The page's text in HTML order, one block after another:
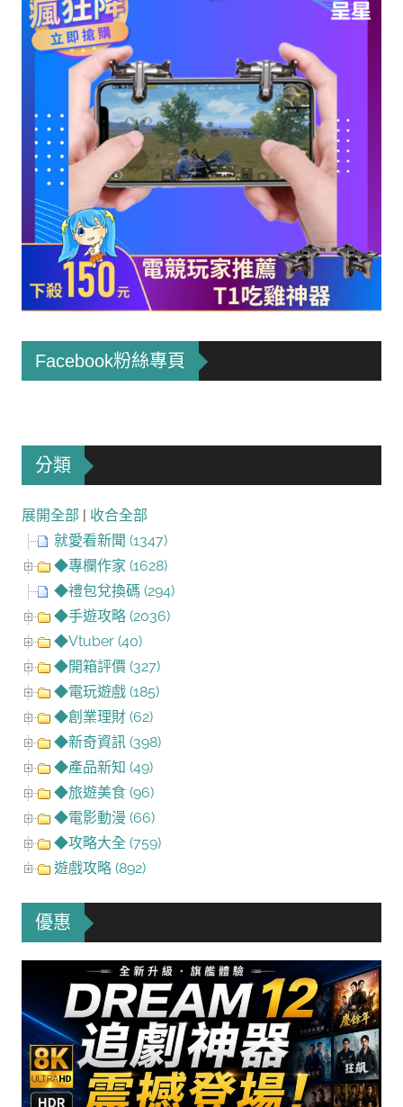
Facebook粉絲專頁
分類
展開全部 | 收合全部
就愛看新聞 (1347)
◆專欄作家 (1628)
◆禮包兌換碼 (294)
◆手遊攻略 (2036)
◆Vtuber (40)
◆開箱評價 (327)
◆電玩遊戲 (185)
◆創業理財 (62)
◆新奇資訊 (398)
◆產品新知 (49)
◆旅遊美食 (96)
◆電影動漫 (66)
◆攻略大全 (759)
遊戲攻略 (892)
優惠